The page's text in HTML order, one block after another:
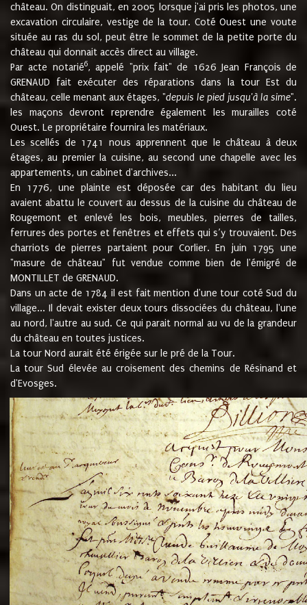
château. On distinguait, en 2005 lorsque j'ai pris les photos, une
excavation circulaire, vestige de la tour. Coté Ouest une voute
située au ras du sol, peut être le sommet de la petite porte du
château qui donnait accès direct au village.
Par acte notarié6, appelé "prix fait" de 1626 Jean François de
GRENAUD fait exécuter des réparations dans la tour Est du
château, celle menant aux étages, "depuis le pied jusqu'à la sime".
les maçons devront reprendre également les murailles coté
Ouest. Le propriétaire fournira les matériaux.
Les scellés de 1741 nous apprennent que le château à deux
étages, au premier la cuisine, au second une chapelle avec les
appartements, un cabinet d'archives...
En 1776, une plainte est déposée car des habitant du lieu
avaient abattu le couvert au dessus de la cuisine du château de
Rougemont et enlevé les bois, meubles, pierres de tailles,
ferrures des portes et fenêtres et effets qui s’y trouvaient. Des
charriots de pierres partaient pour Corlier. En juin 1795 une
"masure de château" fut vendue comme bien de l'émigré de
MONTILLET de GRENAUD.
Dans un acte de 1784 il est fait mention d'une tour coté Sud du
village... Il devait exister deux tours dissociées du château, l'une
au nord, l'autre au sud. Ce qui parait normal au vu de la grandeur
du château en toutes justices.
La tour Nord aurait été érigée sur le pré de la Tour.
La tour Sud élevée au croisement des chemins de Résinand et
d'Evosges.